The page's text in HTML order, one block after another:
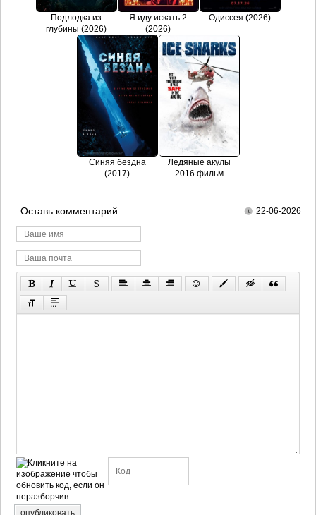
Подлодка из
глубины (2026)
Я иду искать 2
(2026)
Одиссея (2026)
Синяя бездна
(2017)
Ледяные акулы
2016 фильм
Оставь комментарий 22-06-2026
опубликовать